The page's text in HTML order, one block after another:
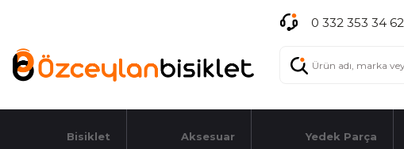
0 332 353 34 62
Bisiklet Aksesuar Yedek Parça